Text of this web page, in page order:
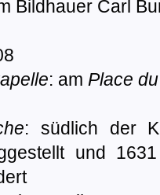
Bildhauer Carl
: am Place
: südlich der
und